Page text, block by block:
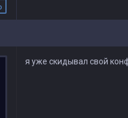
я уже скидывал свой